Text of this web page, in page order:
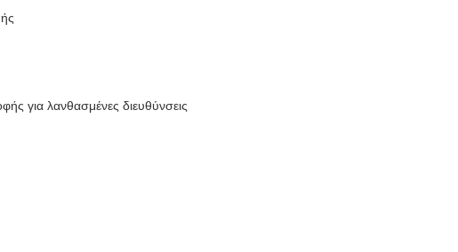
για λανθασμένες διευθύνσεις